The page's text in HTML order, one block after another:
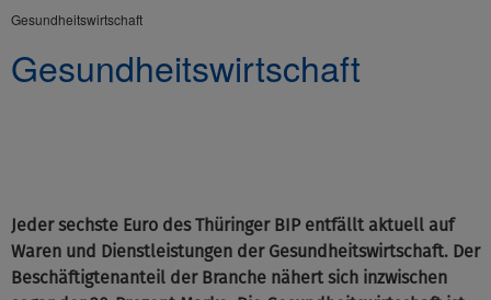
Gesundheitswirtschaft
Gesundheitswirtschaft
Jeder sechste Euro des Thüringer BIP entfällt aktuell auf
Waren und Dienstleistungen der Gesundheitswirtschaft. Der
Beschäftigtenanteil der Branche nähert sich inzwischen